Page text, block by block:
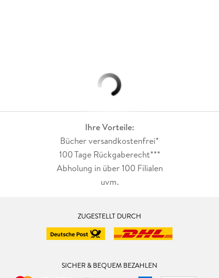
Ihre Vorteile:
Bücher versandkostenfrei*
100 Tage Rückgaberecht***
Abholung in über 100 Filialen
uvm.
ZUGESTELLT DURCH
SICHER & BEQUEM BEZAHLEN